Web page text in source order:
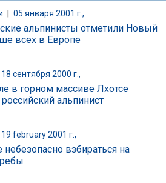
| 05 января 2001 г.,
альпинисты отметили Новый
всех в Европе
18 сентября 2000 г.,
в горном массиве Лхотсе
альпинист
19 february 2001 г.,
небезопасно взбираться на